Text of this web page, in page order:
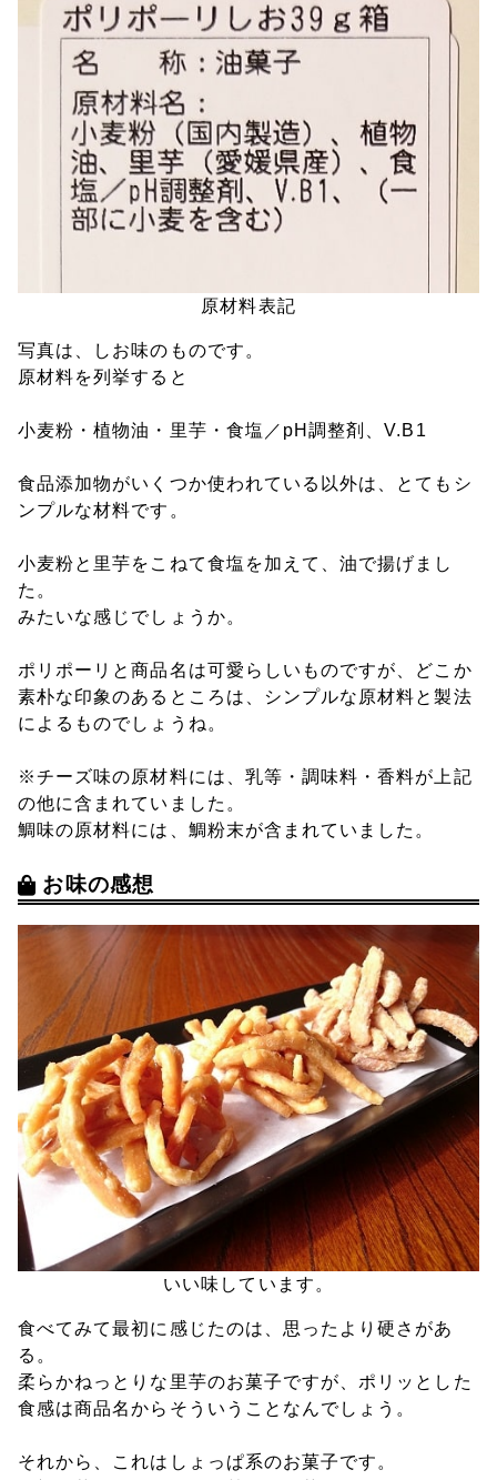
原材料表記
写真は、しお味のものです。
原材料を列挙すると
小麦粉・植物油・里芋・食塩／pH調整剤、V.B1
食品添加物がいくつか使われている以外は、とてもシ
ンプルな材料です。
小麦粉と里芋をこねて食塩を加えて、油で揚げまし
た。
みたいな感じでしょうか。
ポリポーリと商品名は可愛らしいものですが、どこか
素朴な印象のあるところは、シンプルな原材料と製法
によるものでしょうね。
※チーズ味の原材料には、乳等・調味料・香料が上記
の他に含まれていました。
鯛味の原材料には、鯛粉末が含まれていました。
お味の感想
いい味しています。
食べてみて最初に感じたのは、思ったより硬さがあ
る。
柔らかねっとりな里芋のお菓子ですが、ポリッとした
食感は商品名からそういうことなんでしょう。
それから、これはしょっぱ系のお菓子です。